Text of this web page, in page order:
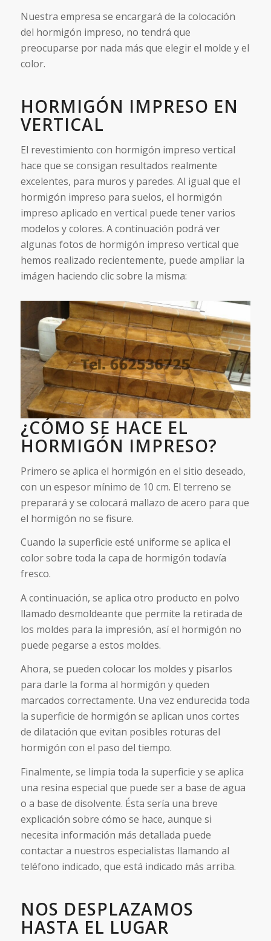
Nuestra empresa se encargará de la colocación
del hormigón impreso, no tendrá que
preocuparse por nada más que elegir el molde y el
color.
HORMIGÓN IMPRESO EN
VERTICAL
El revestimiento con hormigón impreso vertical
hace que se consigan resultados realmente
excelentes, para muros y paredes. Al igual que el
hormigón impreso para suelos, el hormigón
impreso aplicado en vertical puede tener varios
modelos y colores. A continuación podrá ver
algunas fotos de hormigón impreso vertical que
hemos realizado recientemente, puede ampliar la
imágen haciendo clic sobre la misma:
¿CÓMO SE HACE EL
HORMIGÓN IMPRESO?
Primero se aplica el hormigón en el sitio deseado,
con un espesor mínimo de 10 cm. El terreno se
preparará y se colocará mallazo de acero para que
el hormigón no se fisure.
Cuando la superficie esté uniforme se aplica el
color sobre toda la capa de hormigón todavía
fresco.
A continuación, se aplica otro producto en polvo
llamado desmoldeante que permite la retirada de
los moldes para la impresión, así el hormigón no
puede pegarse a estos moldes.
Ahora, se pueden colocar los moldes y pisarlos
para darle la forma al hormigón y queden
marcados correctamente. Una vez endurecida toda
la superficie de hormigón se aplican unos cortes
de dilatación que evitan posibles roturas del
hormigón con el paso del tiempo.
Finalmente, se limpia toda la superficie y se aplica
una resina especial que puede ser a base de agua
o a base de disolvente. Ésta sería una breve
explicación sobre cómo se hace, aunque si
necesita información más detallada puede
contactar a nuestros especialistas llamando al
teléfono indicado, que está indicado más arriba.
NOS DESPLAZAMOS
HASTA EL LUGAR